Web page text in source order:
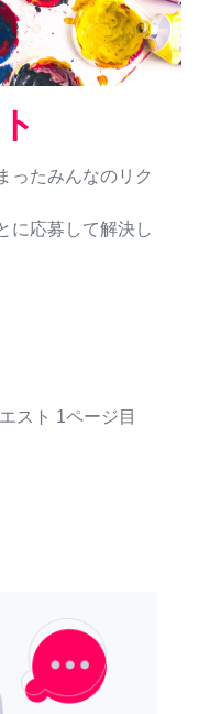
ったみんなのリク
に応募して解決し
スト 1ページ目